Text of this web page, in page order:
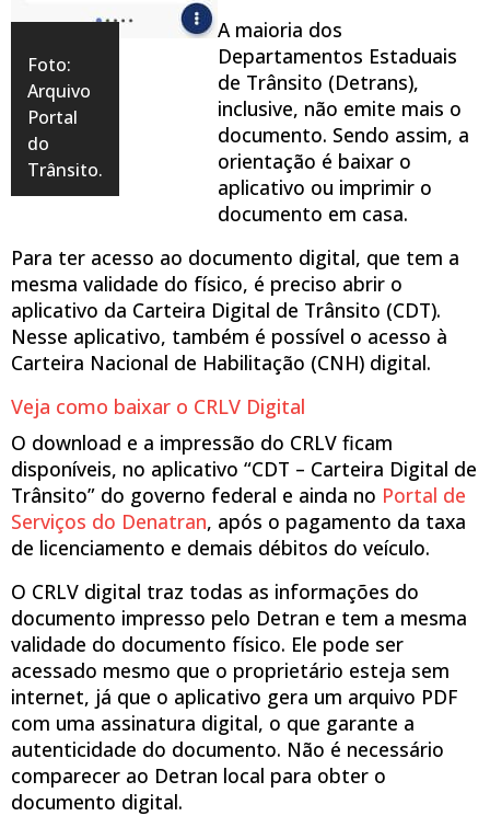
Foto:
Arquivo
Portal
do
Trânsito.
A maioria dos
Departamentos Estaduais
de Trânsito (Detrans),
inclusive, não emite mais o
documento. Sendo assim, a
orientação é baixar o
aplicativo ou imprimir o
documento em casa.
Para ter acesso ao documento digital, que tem a
mesma validade do físico, é preciso abrir o
aplicativo da Carteira Digital de Trânsito (CDT).
Nesse aplicativo, também é possível o acesso à
Carteira Nacional de Habilitação (CNH) digital.
Veja como baixar o CRLV Digital
O download e a impressão do CRLV ficam
disponíveis, no aplicativo “CDT – Carteira Digital de
Trânsito” do governo federal e ainda no Portal de
Serviços do Denatran, após o pagamento da taxa
de licenciamento e demais débitos do veículo.
O CRLV digital traz todas as informações do
documento impresso pelo Detran e tem a mesma
validade do documento físico. Ele pode ser
acessado mesmo que o proprietário esteja sem
internet, já que o aplicativo gera um arquivo PDF
com uma assinatura digital, o que garante a
autenticidade do documento. Não é necessário
comparecer ao Detran local para obter o
documento digital.